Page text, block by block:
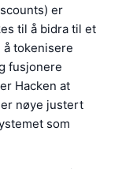
er
til å bidra til et
tokenisere
fusjonere
Hacken at
nøye justert
som